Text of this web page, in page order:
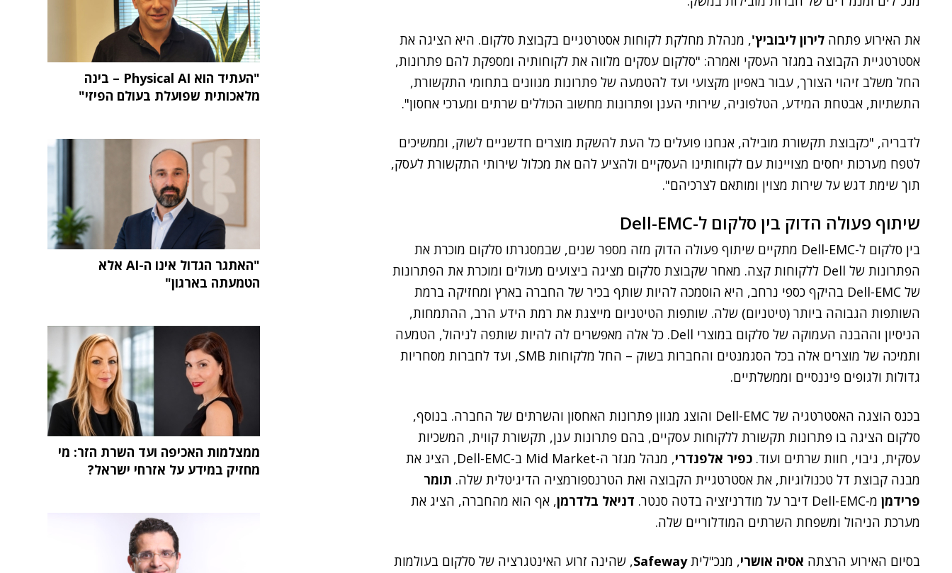
את האירוע פתחה לירון ליבוביץ', מנהלת מחלקת לקוחות אסטרטגיים בקבוצת סלקום. היא הציגה את
אסטרטגיית הקבוצה במגזר העסקי ואמרה: "סלקום עסקים מלווה את לקוחותיה ומספקת להם פתרונות,
החל משלב זיהוי הצורך, עבור באפיון מקצועי ועד להטמעה של פתרונות מגוונים בתחומי התקשורת,
התשתיות, אבטחת המידע, הטלפוניה, שירותי הענן ופתרונות מחשוב הכוללים שרתים ומערכי אחסון".
לדבריה, "כקבוצת תקשורת מובילה, אנחנו פועלים כל העת להשקת מוצרים חדשניים לשוק, וממשיכים
לטפח מערכות יחסים מצויינות עם לקוחותינו העסקיים ולהציע להם את מכלול שירותי התקשורת לעסק,
תוך שימת דגש על שירות מצוין ומותאם לצרכיהם".
שיתוף פעולה הדוק בין סלקום ל-Dell-EMC
בין סלקום ל-Dell-EMC מתקיים שיתוף פעולה הדוק מזה מספר שנים, שבמסגרתו סלקום מוכרת את
הפתרונות של Dell ללקוחות קצה. מאחר שקבוצת סלקום מציגה ביצועים מעולים ומוכרת את הפתרונות
של Dell-EMC בהיקף כספי נרחב, היא הוסמכה להיות שותף בכיר של החברה בארץ ומחזיקה ברמת
השותפות הגבוהה ביותר (טיטניום) שלה. שותפות הטיטניום מייצגת את רמת הידע הרב, ההתמחות,
הניסיון וההבנה העמוקה של סלקום במוצרי Dell. כל אלה מאפשרים לה להיות שותפה לניהול, הטמעה
ותמיכה של מוצרים אלה בכל הסגמנטים והחברות בשוק – החל מלקוחות SMB, ועד לחברות מסחריות
גדולות ולגופים פיננסיים וממשלתיים.
בכנס הוצגה האסטרטגיה של Dell-EMC והוצג מגוון פתרונות האחסון והשרתים של החברה. בנוסף,
סלקום הציגה בו פתרונות תקשורת ללקוחות עסקיים, בהם פתרונות ענן, תקשורת קווית, המשכיות
עסקית, גיבוי, חוות שרתים ועוד. כפיר אלפנדרי
, מנהל מגזר ה-Mid Market ב-Dell-EMC, הציג את
מבנה קבוצת דל טכנולוגיות, את אסטרטגיית הקבוצה ואת הטרנספורמציה הדיגיטלית שלה. תומר
פרידמן מ-Dell-EMC דיבר על מודרניזציה בדטה סנטר. דניאל בלדרמן, אף הוא מהחברה, הציג את
מערכת הניהול ומשפחת השרתים המודלוריים שלה.
בסיום האירוע הרצתה אסיה אושרי, מנכ"ליתSafeway, שהינה זרוע האינטגרציה של סלקום בעולמות
"העתיד הוא Physical AI – בינה
מלאכותית שפועלת בעולם הפיזי"
"האתגר הגדול אינו ה-AI אלא
הטמעתה בארגון"
ממצלמות האכיפה ועד השרת הזר: מי
מחזיק במידע על אזרחי ישראל?